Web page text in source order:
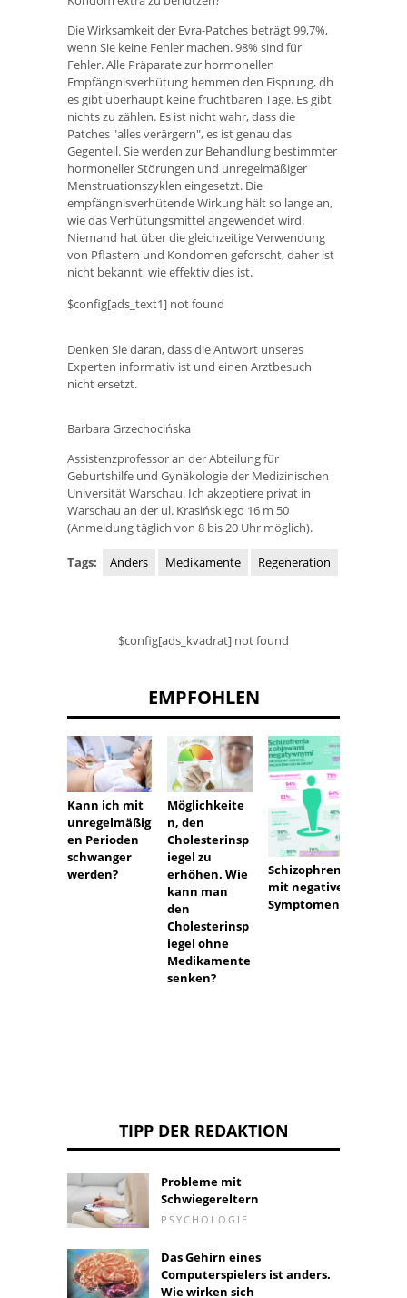
Die Wirksamkeit der Evra-Patches beträgt 99,7%,
wenn Sie keine Fehler machen. 98% sind für
Fehler. Alle Präparate zur hormonellen
Empfängnisverhütung hemmen den Eisprung, dh
es gibt überhaupt keine fruchtbaren Tage. Es gibt
nichts zu zählen. Es ist nicht wahr, dass die
Patches "alles verärgern", es ist genau das
Gegenteil. Sie werden zur Behandlung bestimmter
hormoneller Störungen und unregelmäßiger
Menstruationszyklen eingesetzt. Die
empfängnisverhütende Wirkung hält so lange an,
wie das Verhütungsmittel angewendet wird.
Niemand hat über die gleichzeitige Verwendung
von Pflastern und Kondomen geforscht, daher ist
nicht bekannt, wie effektiv dies ist.
$config[ads_text1] not found
Denken Sie daran, dass die Antwort unseres
Experten informativ ist und einen Arztbesuch
nicht ersetzt.
Barbara Grzechocińska
Assistenzprofessor an der Abteilung für
Geburtshilfe und Gynäkologie der Medizinischen
Universität Warschau. Ich akzeptiere privat in
Warschau an der ul. Krasińskiego 16 m 50
(Anmeldung täglich von 8 bis 20 Uhr möglich).
Tags: Anders Medikamente Regeneration
$config[ads_kvadrat] not found
EMPFOHLEN
Kann ich mit
unregelmäßig
en Perioden
schwanger
werden?
Möglichkeite
n, den
Cholesterinsp
iegel zu
erhöhen. Wie
kann man
den
Cholesterinsp
iegel ohne
Medikamente
senken?
Schizophrenie
mit negativen
Symptomen
TIPP DER REDAKTION
Probleme mit
Schwiegereltern
PSYCHOLOGIE
Das Gehirn eines
Computerspielers ist anders.
Wie wirken sich